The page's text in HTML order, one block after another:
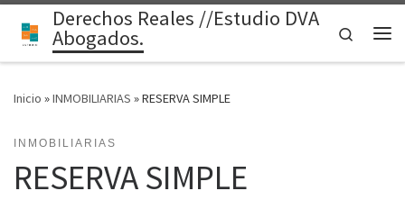
Saltar al contenido
Derechos Reales //Estudio DVA
Abogados.
Search
Inicio »INMOBILIARIAS »RESERVA SIMPLE
INMOBILIARIAS
RESERVA SIMPLE